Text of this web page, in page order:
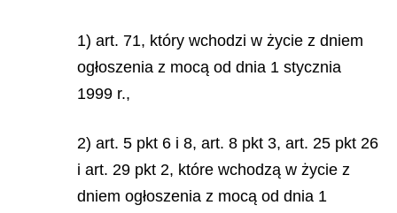
1) art. 71, który wchodzi w życie z dniem
ogłoszenia z mocą od dnia 1 stycznia
1999 r.,
2) art. 5 pkt 6 i 8, art. 8 pkt 3, art. 25 pkt 26
i art. 29 pkt 2, które wchodzą w życie z
dniem ogłoszenia z mocą od dnia 1